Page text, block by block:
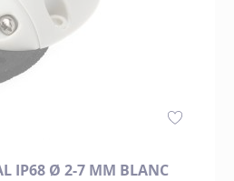
IP68 Ø 2-7 MM BLANC